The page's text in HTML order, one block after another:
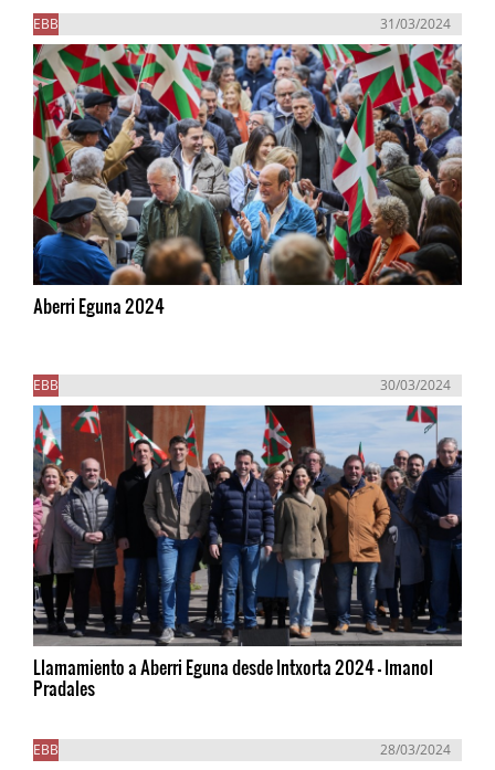
EBB 31/03/2024
Aberri Eguna 2024
EBB 30/03/2024
Llamamiento a Aberri Eguna desde Intxorta 2024 - Imanol
Pradales
EBB 28/03/2024